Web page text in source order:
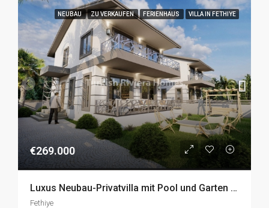
NEUBAU ZU VERKAUFEN FERIENHAUS VILLA IN FETHIYE
€269.000
Luxus Neubau-Privatvilla mit Pool und Garten im idyllischen Seydikemer, Fethiye zu Verkaufen
Fethiye